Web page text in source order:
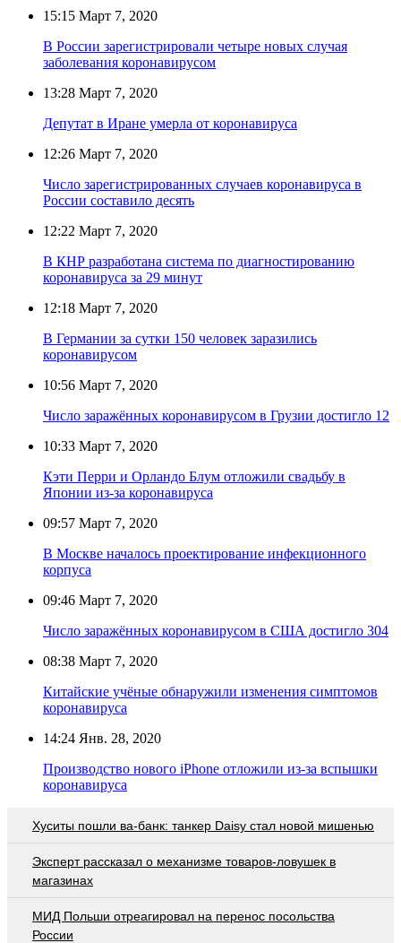
15:15 Март 7, 2020
В России зарегистрировали четыре новых случая
заболевания коронавирусом
13:28 Март 7, 2020
Депутат в Иране умерла от коронавируса
12:26 Март 7, 2020
Число зарегистрированных случаев коронавируса в
России составило десять
12:22 Март 7, 2020
В КНР разработана система по диагностированию
коронавируса за 29 минут
12:18 Март 7, 2020
В Германии за сутки 150 человек заразились
коронавирусом
10:56 Март 7, 2020
Число заражённых коронавирусом в Грузии достигло 12
10:33 Март 7, 2020
Кэти Перри и Орландо Блум отложили свадьбу в
Японии из-за коронавируса
09:57 Март 7, 2020
В Москве началось проектирование инфекционного
корпуса
09:46 Март 7, 2020
Число заражённых коронавирусом в США достигло 304
08:38 Март 7, 2020
Китайские учёные обнаружили изменения симптомов
коронавируса
14:24 Янв. 28, 2020
Производство нового iPhone отложили из-за вспышки
коронавируса
Хуситы пошли ва-банк: танкер Daisy стал новой мишенью
Эксперт рассказал о механизме товаров-ловушек в
магазинах
МИД Польши отреагировал на перенос посольства
России